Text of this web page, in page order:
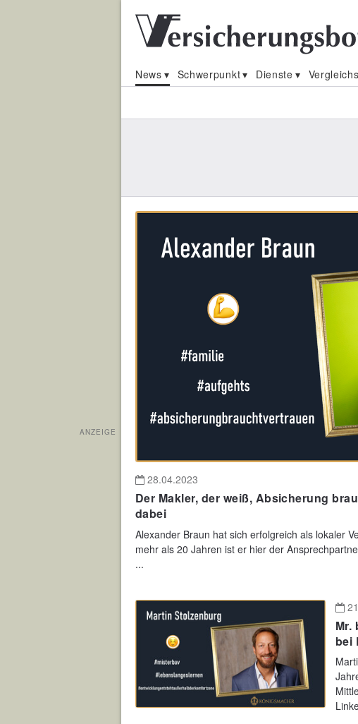
News Schwerpunkt Dienste
28.04.2023
Der Makler, der weiß, Absicherung
dabei
Alexander Braun hat sich erfolgreich als lokaler
mehr als 20 Jahren ist er hier der
...
Mr.
bei
ANZEIGE